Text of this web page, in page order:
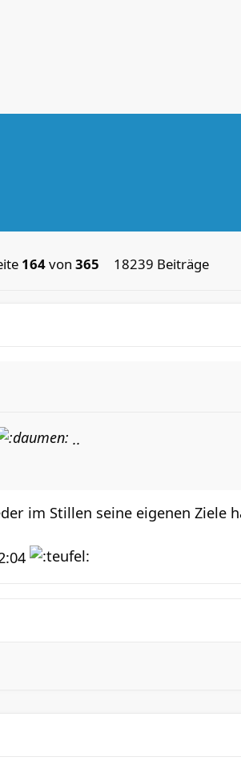
164von 365 18239 Beiträge
..
im Stillen seine eigenen Ziele